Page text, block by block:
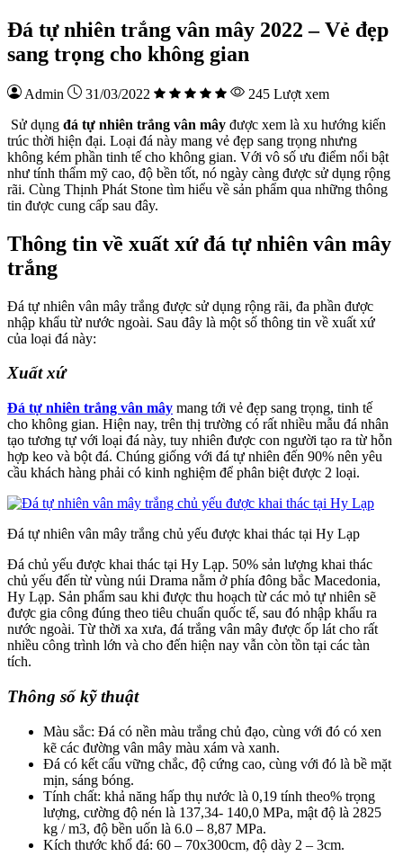
Đá tự nhiên trắng vân mây 2022 – Vẻ đẹp
sang trọng cho không gian
Admin 31/03/2022
245 Lượt xem
Sử dụng đá tự nhiên trắng vân mây được xem là xu hướng kiến
trúc thời hiện đại. Loại đá này mang vẻ đẹp sang trọng nhưng
không kém phần tinh tế cho không gian. Với vô số ưu điểm nổi bật
như tính thẩm mỹ cao, độ bền tốt, nó ngày càng được sử dụng rộng
rãi. Cùng Thịnh Phát Stone tìm hiểu về sản phẩm qua những thông
tin được cung cấp sau đây.
Thông tin về xuất xứ đá tự nhiên vân mây
trắng
Đá tự nhiên vân mây trắng được sử dụng rộng rãi, đa phần được
nhập khẩu từ nước ngoài. Sau đây là một số thông tin về xuất xứ
của loại đá này:
Xuất xứ
Đá tự nhiên trắng vân mây mang tới vẻ đẹp sang trọng, tinh tế
cho không gian. Hiện nay, trên thị trường có rất nhiều mẫu đá nhân
tạo tương tự với loại đá này, tuy nhiên được con người tạo ra từ hỗn
hợp keo và bột đá. Chúng giống với đá tự nhiên đến 90% nên yêu
cầu khách hàng phải có kinh nghiệm để phân biệt được 2 loại.
Đá tự nhiên vân mây trắng chủ yếu được khai thác tại Hy Lạp
Đá chủ yếu được khai thác tại Hy Lạp. 50% sản lượng khai thác
chủ yếu đến từ vùng núi Drama nằm ở phía đông bắc Macedonia,
Hy Lạp. Sản phẩm sau khi được thu hoạch từ các mỏ tự nhiên sẽ
được gia công đúng theo tiêu chuẩn quốc tế, sau đó nhập khẩu ra
nước ngoài. Từ thời xa xưa, đá trắng vân mây được ốp lát cho rất
nhiều công trình lớn và cho đến hiện nay vẫn còn tồn tại các tàn
tích.
Thông số kỹ thuật
Màu sắc: Đá có nền màu trắng chủ đạo, cùng với đó có xen
kẽ các đường vân mây màu xám và xanh.
Đá có kết cấu vững chắc, độ cứng cao, cùng với đó là bề mặt
mịn, sáng bóng.
Tính chất: khả năng hấp thụ nước là 0,19 tính theo% trọng
lượng, cường độ nén là 137,34- 140,0 MPa, mật độ là 2825
kg / m3, độ bền uốn là 6.0 – 8,87 MPa.
Kích thước khổ đá: 60 – 70x300cm, độ dày 2 – 3cm.